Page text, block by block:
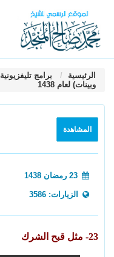
الرئيسية برامج تليفزيونية
وبينات) لعام 1438
المشاهدة
الزيارات: 3586
23- مثل قبح الشرك